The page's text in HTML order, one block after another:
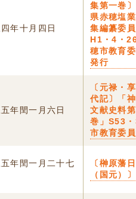
年十月四日
集第一巻
県赤穂塩
集編纂委
H1・4・
穂市教育
発行
年閏一月六日
〔元禄・
代記〕「
文献史料
巻」S53
市教育委
年閏一月二十七
〔榊原藩
（国元）